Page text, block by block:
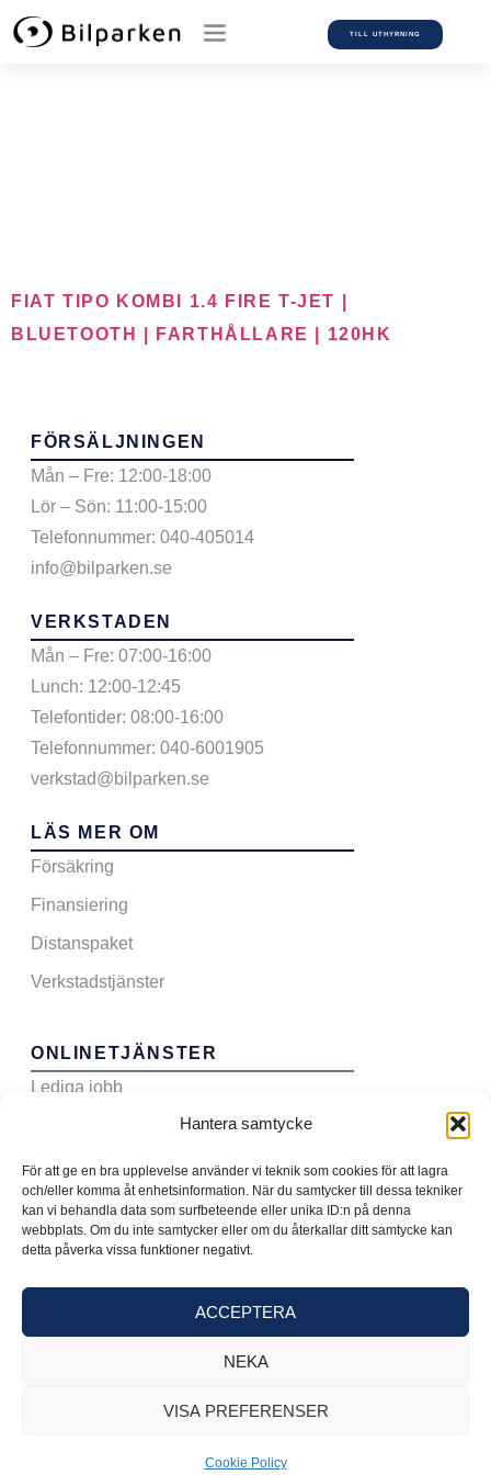
Hantera samtycke
För att ge en bra upplevelse använder vi teknik som cookies för att lagra
och/eller komma åt enhetsinformation. När du samtycker till dessa tekniker
kan vi behandla data som surfbeteende eller unika ID:n på denna
webbplats. Om du inte samtycker eller om du återkallar ditt samtycke kan
detta påverka vissa funktioner negativt.
ACCEPTERA
NEKA
VISA PREFERENSER
Cookie Policy
TILL UTHYRNING
FIAT TIPO KOMBI 1.4 FIRE T-JET |
BLUETOOTH | FARTHÅLLARE | 120HK
FÖRSÄLJNINGEN
Mån – Fre: 12:00-18:00
Lör – Sön: 11:00-15:00
Telefonnummer: 040-405014
info@bilparken.se
VERKSTADEN
Mån – Fre: 07:00-16:00
Lunch: 12:00-12:45
Telefontider: 08:00-16:00
Telefonnummer: 040-6001905
verkstad@bilparken.se
LÄS MER OM
Försäkring
Finansiering
Distanspaket
Verkstadstjänster
ONLINETJÄNSTER
Lediga jobb
Boka verkstadstid
Teckna serviceavtal
Copyright © 2026 - Bilparken Nordic AB